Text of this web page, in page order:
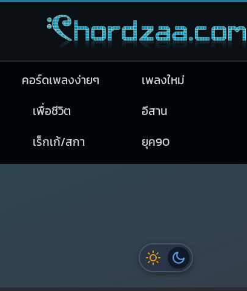
คอร์ดเพลงง่ายๆ เพลงใหม่
เพื่อชีวิต อีสาน
เร็กเก้/สกา ยุค90